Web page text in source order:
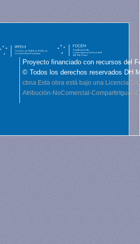
Proyecto financiado con recursos del
© Todos los derechos reservados DH
cbna Esta obra está bajo una Licencia
Atribución-NoComercial-CompartirIgual